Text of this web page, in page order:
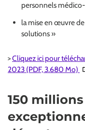
personnels
la mise en œuvre
solutions »
>Cliquez ici pour
2023 (PDF, 3.680 Mo)
150